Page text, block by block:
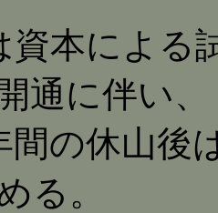
資本による
通に伴い、
間の休山後
る。